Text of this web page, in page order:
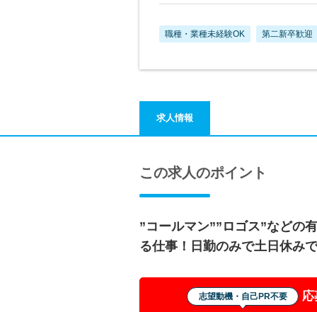
職種・業種未経験OK 第二新卒歓迎
求人情報
この求人のポイント
”コールマン””ロゴス”などの
る仕事！日勤のみで土日休み
志望動機・自己PR不要